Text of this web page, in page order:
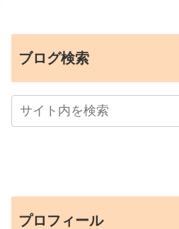
ブログ検索
プロフィール